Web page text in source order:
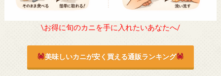
\お得に旬のカニを手に入れたいあなたへ/
美味しいカニが安く買える通販ランキング